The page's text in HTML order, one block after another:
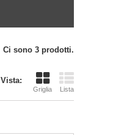
Ci sono 3 prodotti.
Vista:
Griglia Lista